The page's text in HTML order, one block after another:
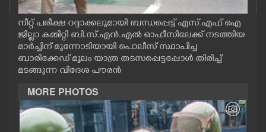
CINEMA
OPINION
PHOTOS
LIFESTYLE
നീറ്റ് പരീക്ഷ റദ്ദാക്കലുമായി ബന്ധപ്പെട്ട് എസ്.എഫ് ഐ
ജില്ലാ കമ്മിറ്റി ബി.സ്.എൻ.എൽ ഓഫീസിലേക്ക് നടത്തിയ
മാർച്ചിന് മുന്നോടിയായി പൊലീസ് സ്ഥാപിച്ച
ബാരിക്കേഡ് മൂലം യാത്ര തടസപ്പെട്ടപ്പോൾ തിരിച്ച്
മടങ്ങുന്ന വിദേശ പൗരൻ
MORE PHOTOS